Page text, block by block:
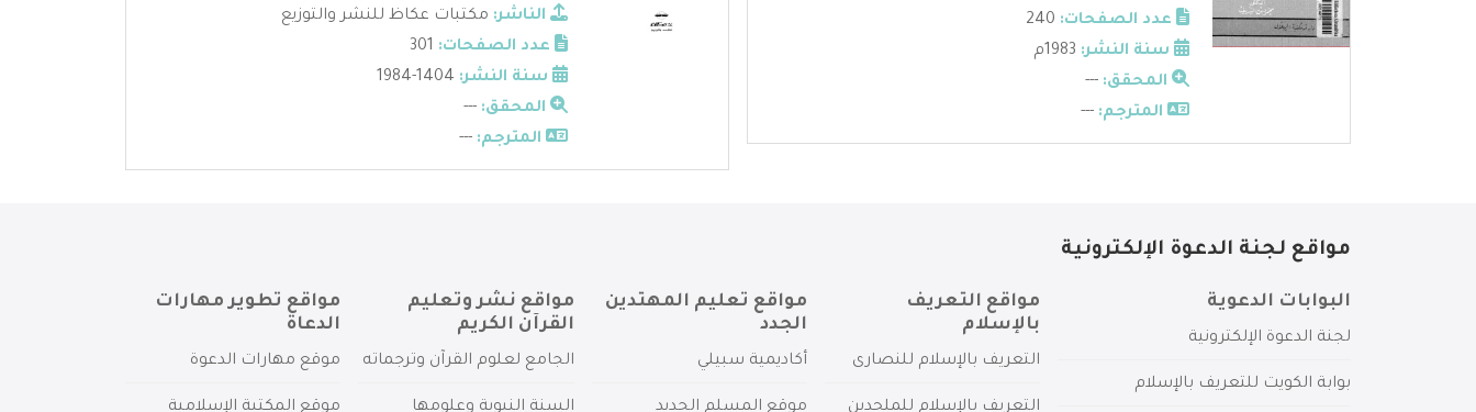
عدد الصفحات:
سنة النشر:
المحقق: ---
المترجم: ---
الناشر: مكتبات عكاظ للنشر والتوزيع
عدد الصفحات:
سنة النشر:
المحقق: ---
المترجم: ---
مواقع لجنة الدعوة الإلكترونية
البوابات الدعوية
لجنة الدعوة الإلكترونية
بوابة الكويت للتعريف بالإسلام
مواقع التعريف
بالإسلام
التعريف بالإسلام للنصارى
التعريف بالإسلام للملحدين
مواقع تعليم المهتدين
الجدد
أكاديمية سبيلي
موقع المسلم الجديد
مواقع نشر وتعليم
القرآن الكريم
الجامع لعلوم القرآن وترجماته
السنة النبوية وعلومها
مواقع تطوير مهارات
الدعاة
موقع مهارات الدعوة
موقع المكتبة الإسلامية